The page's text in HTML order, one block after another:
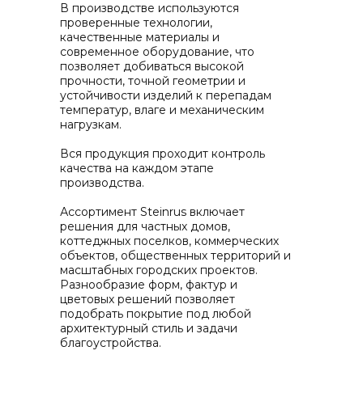
В производстве используются
проверенные технологии,
качественные материалы и
современное оборудование, что
позволяет добиваться высокой
прочности, точной геометрии и
устойчивости изделий к перепадам
температур, влаге и механическим
нагрузкам.
Вся продукция проходит контроль
качества на каждом этапе
производства.
Ассортимент Steinrus включает
решения для частных домов,
коттеджных поселков, коммерческих
объектов, общественных территорий и
масштабных городских проектов.
Разнообразие форм, фактур и
цветовых решений позволяет
подобрать покрытие под любой
архитектурный стиль и задачи
благоустройства.